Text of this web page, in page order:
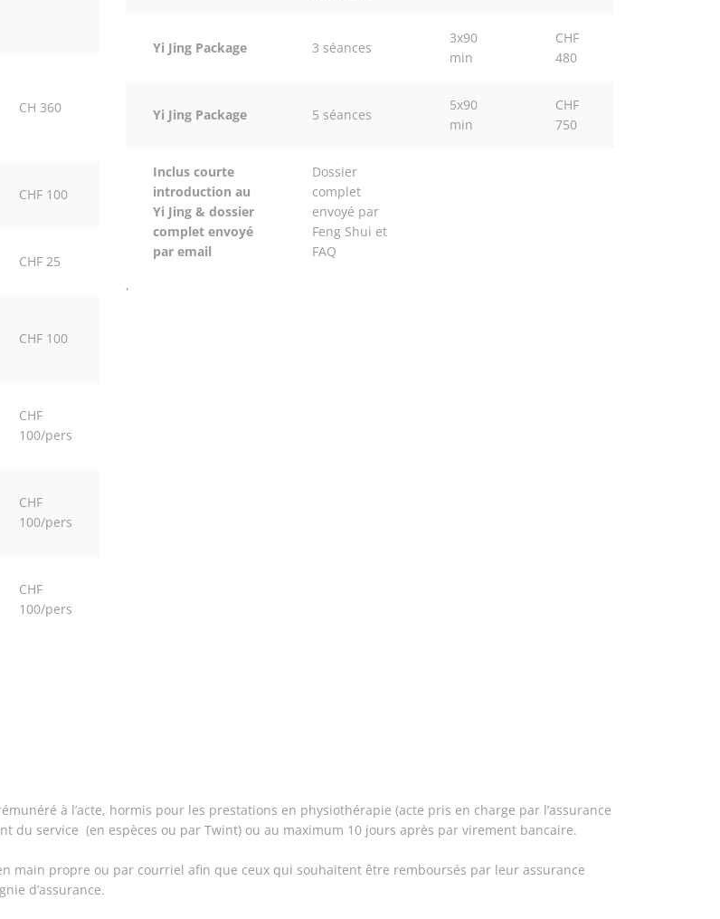
CH 360
CHF 100
CHF 25
CHF 100
CHF
100/pers
CHF
100/pers
CHF
100/pers
Yi Jing Package 3 séances
3x90
min
CHF
480
Yi Jing Package 5 séances
5x90
min
CHF
750
Inclus courte
introduction au
Yi Jing & dossier
complet envoyé
par email
Dossier
complet
envoyé par
Feng Shui et
FAQ
,
à l’acte, hormis pour les prestations en physiothérapie (acte pris en charge par l’assurance
du service (en espèces ou par Twint) ou au maximum 10 jours après par virement bancaire.
main propre ou par courriel afin que ceux qui souhaitent être remboursés par leur assurance
d’assurance.